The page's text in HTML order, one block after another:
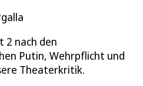
2 nach den
Putin, Wehrpflicht und
Theaterkritik.